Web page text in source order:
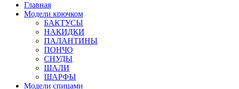
Главная
Модели крючком
БАКТУСЫ
НАКИДКИ
ПАЛАНТИНЫ
ПОНЧО
СНУДЫ
ШАЛИ
ШАРФЫ
Модели спицами